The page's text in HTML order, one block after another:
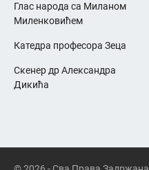
Глас народа са Миланом
Миленковићем
Катедра професора Зеца
Скенер др Александра
Дикића